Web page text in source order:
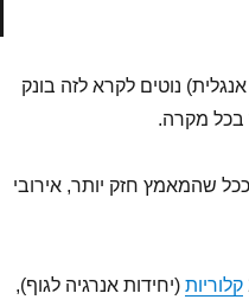
נוטים לקרא לזה בונק
ככל שהמאמץ חזק יותר, אירובי
קלוריות(יחידות אנרגיה לגוף),